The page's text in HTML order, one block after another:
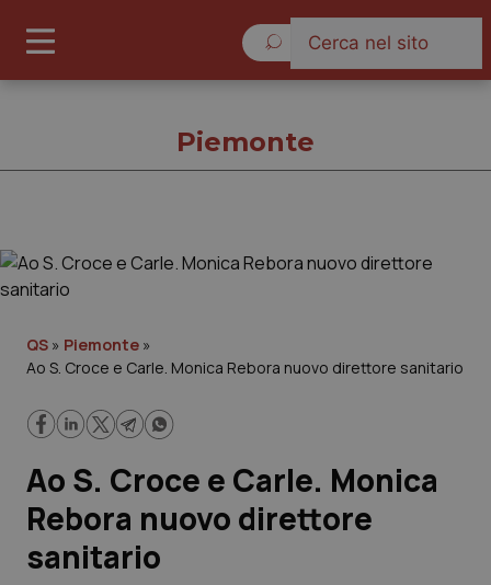
Governo e Parlamento
Regioni e Asl
Lavoro e Professioni
Scienza e Farmaci
Piemonte
QS » Piemonte »
Ao S. Croce e Carle. Monica Rebora nuovo direttore sanitario
Ao S. Croce e Carle. Monica
Rebora nuovo direttore
sanitario